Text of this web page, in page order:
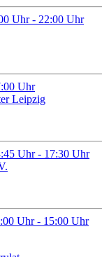
Uhr - 22:00 Uhr
Uhr
Leipzig
Uhr - 17:30 Uhr
Uhr - 15:00 Uhr